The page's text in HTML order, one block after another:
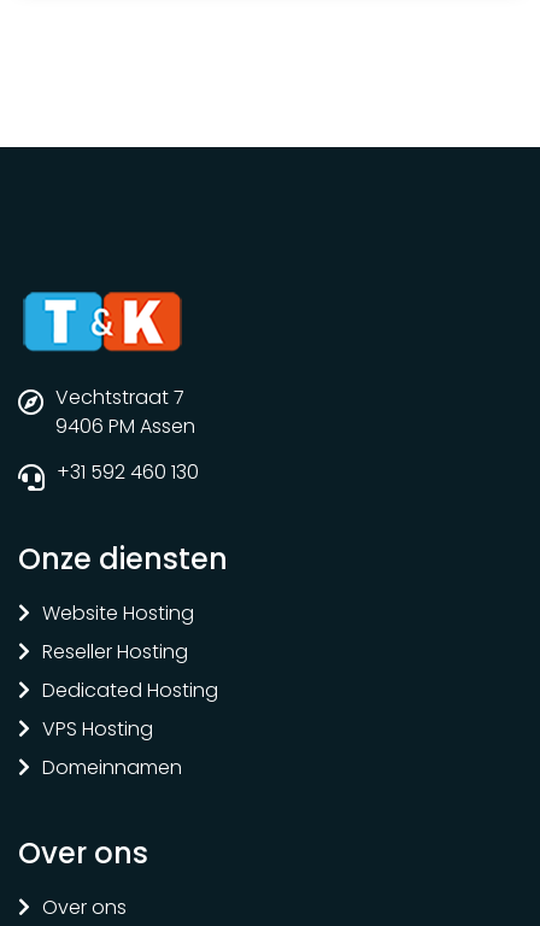
Vechtstraat 7
9406 PM Assen
+31 592 460 130
Onze diensten
Website Hosting
Reseller Hosting
Dedicated Hosting
VPS Hosting
Domeinnamen
Over ons
Over ons